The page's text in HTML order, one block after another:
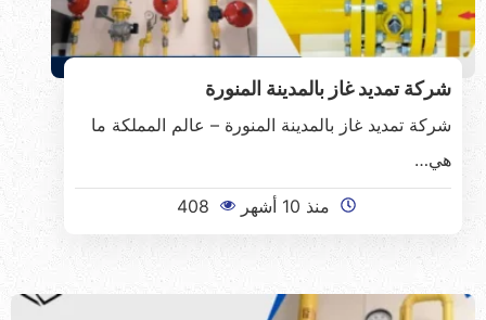
شركة تمديد غاز بالمدينة المنورة
شركة تمديد غاز بالمدينة المنورة – عالم المملكة ما
هي…
منذ 10 أشهر 408